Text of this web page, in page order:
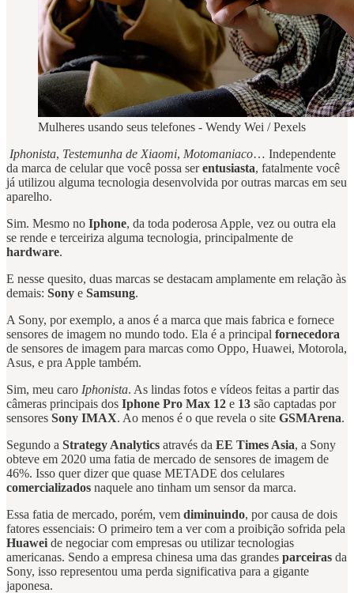
Mulheres usando seus telefones - Wendy Wei / Pexels
Iphonista, Testemunha de Xiaomi, Motomaniaco… Independente
da marca de celular que você possa serentusiasta, fatalmente você
já utilizou alguma tecnologia desenvolvida por outras marcas em seu
aparelho.
Sim. Mesmo no Iphone, da toda poderosa Apple, vez ou outra ela
se rende e terceiriza alguma tecnologia, principalmente de
hardware.
E nesse quesito, duas marcas se destacam amplamente em relação às
demais: Sony e Samsung.
A Sony, por exemplo, a anos é a marca que mais fabrica e fornece
sensores de imagem no mundo todo. Ela é a principal fornecedora
de sensores de imagem para marcas como Oppo, Huawei, Motorola,
Asus, e pra Apple também.
Sim, meu caro Iphonista. As lindas fotos e vídeos feitas a partir das
câmeras principais dos Iphone Pro Max 12 e 13 são captadas por
sensores Sony IMAX. Ao menos é o que revela o site GSMArena.
Segundo a Strategy Analytics através da EE Times Asia, a Sony
obteve em 2020 uma fatia de mercado de sensores de imagem de
46%. Isso quer dizer que quase METADE dos celulares
comercializados naquele ano tinham um sensor da marca.
Essa fatia de mercado, porém, vem diminuindo, por causa de dois
fatores essenciais: O primeiro tem a ver com a proibição sofrida pela
Huawei de negociar com empresas ou utilizar tecnologias
americanas. Sendo a empresa chinesa uma das grandes parceiras da
Sony, isso representou uma perda significativa para a gigante
japonesa.